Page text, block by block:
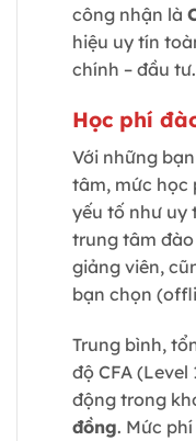
công nhận là
hiệu uy tín
chính – đầu tư.
Học phí
Với những
tâm, mức học
yếu tố như uy
trung tâm
giảng viên,
bạn chọn
Trung bình,
độ CFA (Level
động trong
đồng. Mức